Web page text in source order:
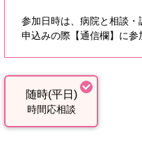
参加日時は、病院と相談・
申込みの際【通信欄】に参
随時(平日)
時間応相談